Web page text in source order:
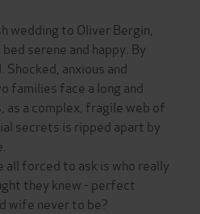
wedding to Oliver Bergin,
serene and happy. By
Shocked, anxious and
families face a long and
as a complex, fragile web of
secrets is ripped apart by
all forced to ask is who really
they knew - perfect
wife never to be?